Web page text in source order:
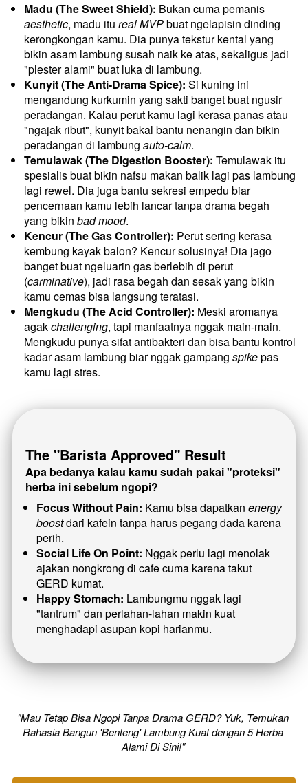
Madu (The Sweet Shield):
aesthetic, madu itu real MVP buat ngelapisin dinding
kerongkongan kamu. Dia punya tekstur kental yang
bikin asam lambung susah naik ke atas, sekaligus jadi
"plester alami" buat luka di lambung.
Kunyit (The Anti-Drama Spice): Si kuning ini
mengandung kurkumin yang sakti banget buat ngusir
peradangan. Kalau perut kamu lagi kerasa panas atau
"ngajak ribut", kunyit bakal bantu nenangin dan bikin
peradangan di lambung auto-calm.
Temulawak (The Digestion Booster): Temulawak itu
spesialis buat bikin nafsu makan balik lagi pas lambung
lagi rewel. Dia juga bantu sekresi empedu biar
pencernaan kamu lebih lancar tanpa drama begah
yang bikin bad mood.
Kencur (The Gas Controller): Perut sering kerasa
kembung kayak balon? Kencur solusinya! Dia jago
banget buat ngeluarin gas berlebih di perut
(carminative), jadi rasa begah dan sesak yang bikin
kamu cemas bisa langsung teratasi.
Mengkudu (The Acid Controller): Meski aromanya
agak challenging, tapi manfaatnya nggak main-main.
Mengkudu punya sifat antibakteri dan bisa bantu kontrol
kadar asam lambung biar nggak gampang spike pas
kamu lagi stres.
The "Barista Approved" Result
Apa bedanya kalau kamu sudah pakai "proteksi"
herba ini sebelum ngopi?
Focus Without Pain: Kamu bisa dapatkan energy
boost dari kafein tanpa harus pegang dada karena
perih.
Social Life On Point: Nggak perlu lagi menolak
ajakan nongkrong di cafe cuma karena takut
GERD kumat.
Happy Stomach: Lambungmu nggak lagi
"tantrum" dan perlahan-lahan makin kuat
menghadapi asupan kopi harianmu.
"Mau Tetap Bisa Ngopi Tanpa Drama GERD? Yuk, Temukan
Rahasia Bangun 'Benteng' Lambung Kuat dengan 5 Herba
Alami Di Sini!"